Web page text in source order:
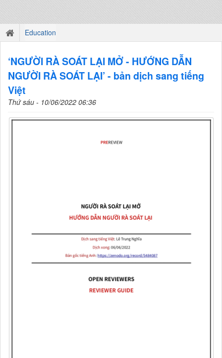
Education
‘NGƯỜI RÀ SOÁT LẠI MỞ - HƯỚNG DẪN
NGƯỜI RÀ SOÁT LẠI’ - bản dịch sang tiếng
Việt
Thứ sáu - 10/06/2022 06:36